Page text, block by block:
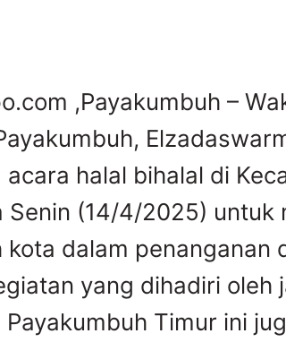
,Payakumbuh –
halal bihalal di
Senin (14/4/2025) untuk
kota dalam penanganan
yang dihadiri oleh
Payakumbuh Timur ini